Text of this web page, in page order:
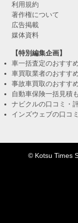
利用規約
著作権について
広告掲載
媒体資料
【特別編集企画】
車一括査定のおすす
車買取業者のおすす
事故車買取のおすす
自動車保険一括見積
ナビクルの口コミ・
インズウェブの口コ
© Kotsu Times